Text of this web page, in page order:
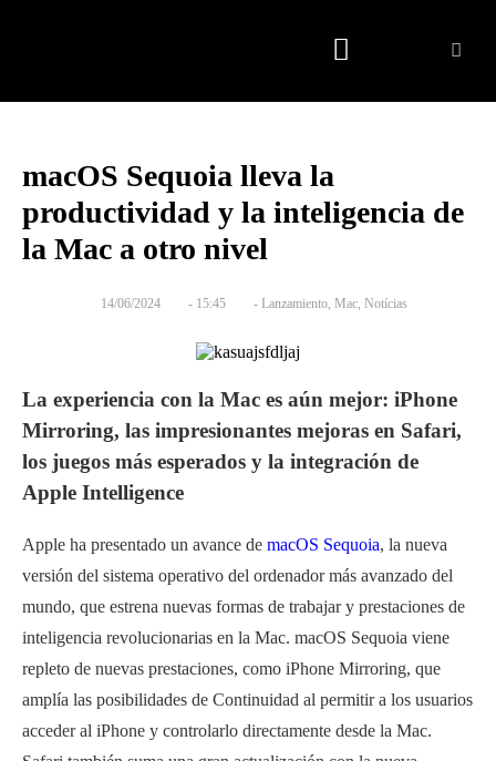
macOS Sequoia lleva la
productividad y la inteligencia de
la Mac a otro nivel
14/06/2024 - 15:45 - Lanzamiento, Mac, Notícias
La experiencia con la Mac es aún mejor: iPhone
Mirroring, las impresionantes mejoras en Safari,
los juegos más esperados y la integración de
Apple Intelligence
Apple ha presentado un avance de macOS Sequoia, la nueva
versión del sistema operativo del ordenador más avanzado del
mundo, que estrena nuevas formas de trabajar y prestaciones de
inteligencia revolucionarias en la Mac. macOS Sequoia viene
repleto de nuevas prestaciones, como iPhone Mirroring, que
amplía las posibilidades de Continuidad al permitir a los usuarios
acceder al iPhone y controlarlo directamente desde la Mac.